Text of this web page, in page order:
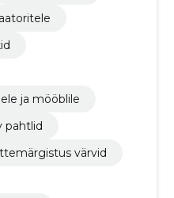
ja mööblile
pahtlid
värvid